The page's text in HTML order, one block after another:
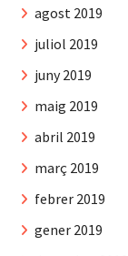
agost 2019
juliol 2019
juny 2019
maig 2019
abril 2019
març 2019
febrer 2019
gener 2019